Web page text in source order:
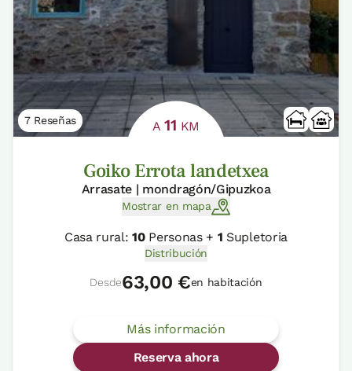
7 Reseñas A11 KM
Goiko Errota landetxea
Arrasate | mondragón/Gipuzkoa
Mostrar en mapa
Casa rural:10Personas + 1 Supletoria
Distribución
Desde63,00 €en habitación
Más información
Reserva ahora